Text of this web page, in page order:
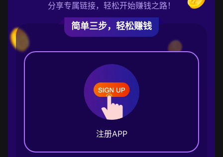
分享专属链接，轻松开始赚钱之路！
简单三步，轻松赚钱
注册APP